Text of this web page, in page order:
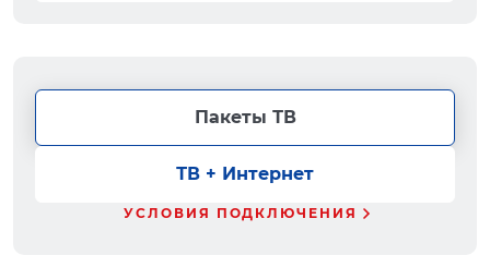
Пакеты ТВ
ТВ + Интернет
УСЛОВИЯ ПОДКЛЮЧЕНИЯ